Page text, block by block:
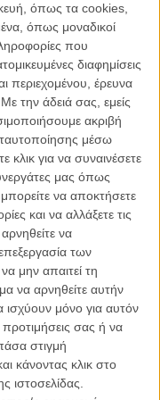
όπως τα cookies,
όπως μοναδικοί
που
διαφημίσεις
περιεχομένου, έρευνα
Με την άδειά σας, εμείς
ακριβή
μέσω
για να συναινέσετε
μας όπως
να αποκτήσετε
και να αλλάξετε τις
να
των
μην απαιτεί τη
να αρνηθείτε αυτήν
ισχύουν μόνο για αυτόν
προτιμήσεις σας ή να
στιγμή
κάνοντας κλικ στο
ιστοσελίδας.
μυστικό φλερτ θα
αλλά κυρίως ένα
να ξεσκεπάσει,
μόνος του, προκειμένου,
προτεραιότητά
από τον Ολιβιέ
Λικ Μπεσόν
την εμπορική
αποκάλυψη του Λίαμ
ήρωα δράσης.
οικογενειακές αρχές,
απ’ όποια δυνατή
και ό,τι
γυναίκες (με κορυφαία
σασπένς και κεντρικό
ταινία είναι